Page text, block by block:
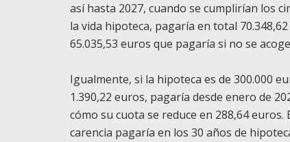
así hasta 2027, cuando se cumplirían los
la vida hipoteca, pagaría en total
65.035,53 euros que pagaría si no se
Igualmente, si la hipoteca es de 300.000
1.390,22 euros, pagaría desde enero de
cómo su cuota se reduce en 288,64
carencia pagaría en los 30 años de